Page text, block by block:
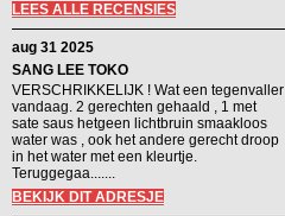
LEES ALLE RECENSIES
aug 31 2025
SANG LEE TOKO
VERSCHRIKKELIJK ! Wat een tegenvaller
vandaag. 2 gerechten gehaald , 1 met
sate saus hetgeen lichtbruin smaakloos
water was , ook het andere gerecht droop
in het water met een kleurtje.
Teruggegaa.......
BEKIJK DIT ADRESJE